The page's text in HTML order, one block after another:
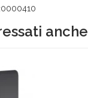
anche